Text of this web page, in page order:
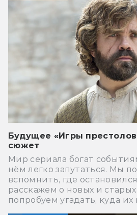
Будущее «Игры
сюжет
Мир сериала богат
нём легко запутаться. Мы
вспомнить, где
расскажем о новых и старых
попробуем угадать, куда